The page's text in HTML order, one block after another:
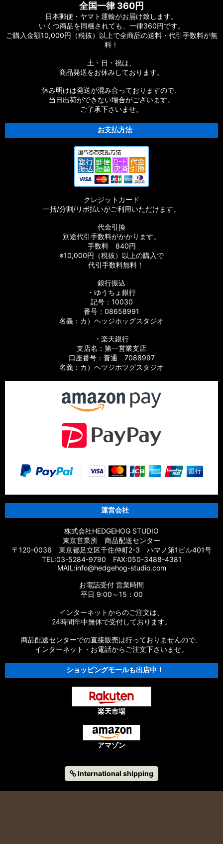
全国一律 360円
日本郵便・ヤマト運輸がお届け致します。
いくつ商品を同梱されても、一律360円です。
ご購入金額10,000円（税抜）以上で全商品の送料・代引手数料が無
料！
土・日・祝は、
商品発送をお休みしております。
休み明けは発送が混み合っておりますので、
当日出荷ができない場合がございます。
ご了承下さいませ。
お支払方法
クレジットカード
一括/分割/リボ払いがご利用いただけます。
代金引換
別途代引手数料がかかります。
手数料 840円
※10,000円（税抜）以上の購入で
代引手数料無料！
銀行振込
・ゆうちょ銀行
記号：10030
番号：08658991
名義：カ）ヘッジホッグスタジオ
・楽天銀行
支店名：第一営業支店
口座番号：普通 7088997
名義：カ）ヘツジホツグスタジオ
運営会社
株式会社HEDGEHOG STUDIO
東京営業所 商品配送センター
〒120-0036 東京都足立区千住仲町2-3 ハマノ第1ビル401号
TEL:03-5284-9790 FAX:050-3488-4381
MAIL:info@hedgehog-studio.com
お電話受付 営業時間
平日 9:00～15：00
インターネットからのご注文は、
24時間年中無休で受付しております。
商品配送センターでの直接販売は行っておりませんので、
インターネット・お電話からご注文下さいませ。
ショッピングモールも出店中！
楽天市場
アマゾン
International shipping